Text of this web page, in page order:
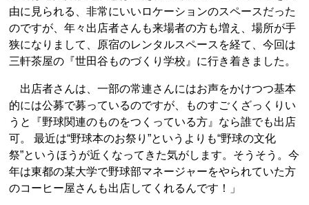
由に見られる、非常にいいロケーションのスペースだった
のですが、年々出店者さんも来場者の方も増え、場所が手
狭になりまして、原宿のレンタルスペースを経て、今回は
三軒茶屋の『世田谷ものづくり学校』に行き着きました。
出店者さんは、一部の常連さんにはお声をかけつつ基本
的には公募で募っているのですが、ものすごくざっくりい
うと『野球関連のものをつくっている方』なら誰でも出店
可。 最近は“野球本のお祭り”というよりも“野球の文化
祭”というほうが近くなってきた気がします。そうそう。今
年は東都の某大学で野球部マネージャーをやられていた方
のコーヒー屋さんも出店してくれるんです！」